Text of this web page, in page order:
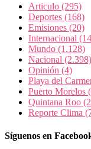
Articulo (295)
Deportes (168)
Emisiones (20)
Internacional
Mundo (1.128)
Nacional (2.398)
Opinión (4)
Playa del
Puerto Morelos
Quintana Roo
Reporte Clima
Síguenos en